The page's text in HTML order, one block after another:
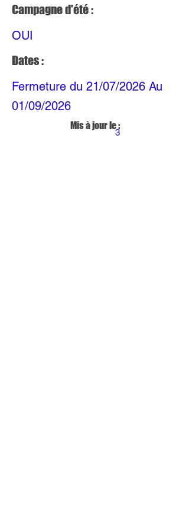
Mis à jour le :
3
Campagne d'été :
Dates :
OUI
Fermeture du 21/07/2026 Au
01/09/2026